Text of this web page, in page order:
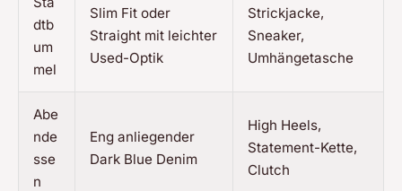
dtb
um
mel
Slim Fit oder
Straight mit leichter
Used-Optik
Strickjacke,
Sneaker,
Umhängetasche
Abe
nde
sse
n
Eng anliegender
Dark Blue Denim
High Heels,
Statement-Kette,
Clutch